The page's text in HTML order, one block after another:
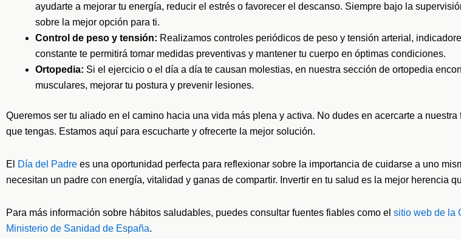
ayudarte a mejorar tu energía, reducir el estrés o favorecer el descanso. Siempre bajo la
sobre la mejor opción para ti.
Control de peso y tensión: Realizamos controles periódicos de peso y tensión arterial,
constante te permitirá tomar medidas preventivas y mantener tu cuerpo en óptimas condiciones.
Ortopedia: Si el ejercicio o el día a día te causan molestias, en nuestra sección de ortopedia
musculares, mejorar tu postura y prevenir lesiones.
Queremos ser tu aliado en el camino hacia una vida más plena y activa. No dudes en acercarte a
que tengas. Estamos aquí para escucharte y ofrecerte la mejor solución.
El Día del Padre es una oportunidad perfecta para reflexionar sobre la importancia de cuidarse a uno
necesitan un padre con energía, vitalidad y ganas de compartir. Invertir en tu salud es la mejor herencia
Para más información sobre hábitos saludables, puedes consultar fuentes fiables como el sitio web de la
Ministerio de Sanidad de España.